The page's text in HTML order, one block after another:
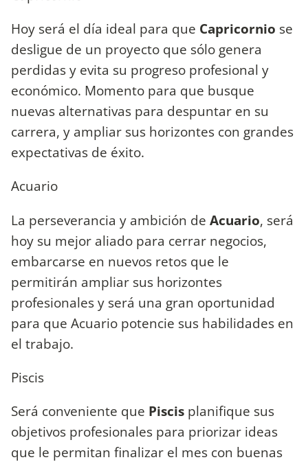
Hoy será el día ideal para que Capricornio se
desligue de un proyecto que sólo genera
perdidas y evita su progreso profesional y
económico. Momento para que busque
nuevas alternativas para despuntar en su
carrera, y ampliar sus horizontes con grandes
expectativas de éxito.
Acuario
La perseverancia y ambición de Acuario, será
hoy su mejor aliado para cerrar negocios,
embarcarse en nuevos retos que le
permitirán ampliar sus horizontes
profesionales y será una gran oportunidad
para que Acuario potencie sus habilidades en
el trabajo.
Piscis
Será conveniente que Piscis planifique sus
objetivos profesionales para priorizar ideas
que le permitan finalizar el mes con buenas